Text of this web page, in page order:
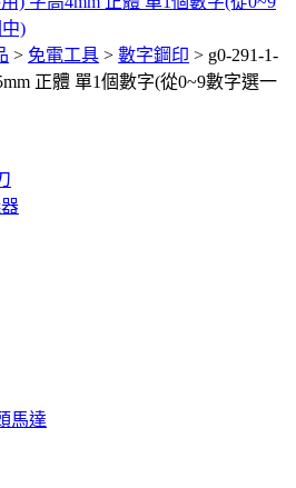
)
> 免電工具 > 數字鋼印 > g0-291-1-
正體 單1個數字(從0~9數字選一
馬達